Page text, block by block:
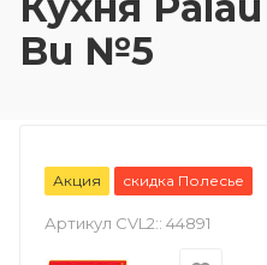
Bu №5
Акция скидка Полесье
Артикул CVL2:: 44891